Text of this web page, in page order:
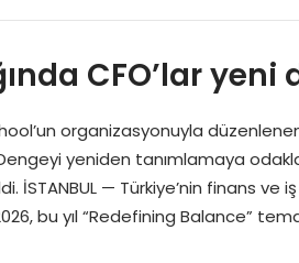
CFO’lar yeni
organizasyonuyla
yeniden tanımlamaya
İSTANBUL — Türkiye’nin finans ve
bu yıl “Redefining Balance”